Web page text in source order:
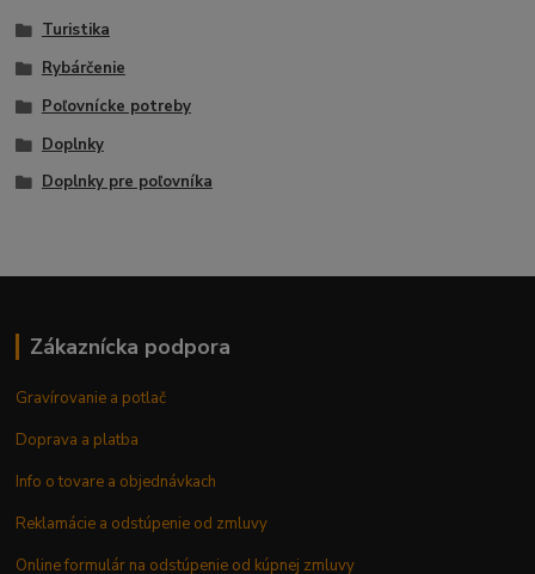
Turistika
Rybárčenie
Poľovnícke potreby
Doplnky
Doplnky pre poľovníka
Zákaznícka podpora
Gravírovanie a potlač
Doprava a platba
Info o tovare a objednávkach
Reklamácie a odstúpenie od zmluvy
Online formulár na odstúpenie od kúpnej zmluvy